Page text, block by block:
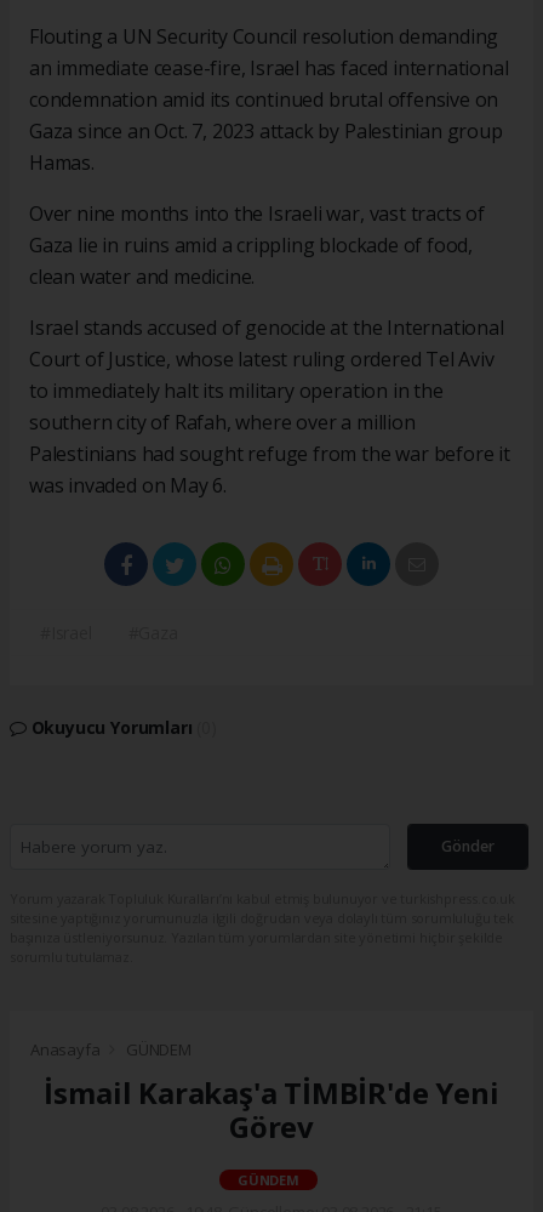
Flouting a UN Security Council resolution demanding
an immediate cease-fire, Israel has faced international
condemnation amid its continued brutal offensive on
Gaza since an Oct. 7, 2023 attack by Palestinian group
Hamas.
Over nine months into the Israeli war, vast tracts of
Gaza lie in ruins amid a crippling blockade of food,
clean water and medicine.
Israel stands accused of genocide at the International
Court of Justice, whose latest ruling ordered Tel Aviv
to immediately halt its military operation in the
southern city of Rafah, where over a million
Palestinians had sought refuge from the war before it
was invaded on May 6.
Okuyucu Yorumları
Gönder
Anasayfa GÜNDEM
İsmail Karakaş'a TİMBİR'de Yeni
Görev
GÜNDEM